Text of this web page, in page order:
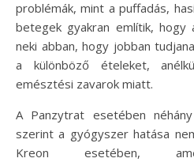
problémák, mint a puffadás,
betegek gyakran említik,
neki abban, hogy jobban
a különböző ételeket,
emésztési zavarok miatt.
A Panzytrat esetében
szerint a gyógyszer hatása
Kreon esetében,